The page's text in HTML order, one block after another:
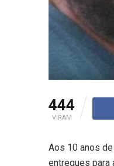
444
VIRAM
Aos 10 anos
entregues para